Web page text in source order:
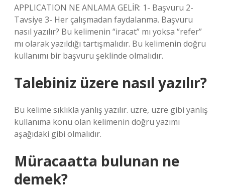
APPLICATION NE ANLAMA GELİR: 1- Başvuru 2-
Tavsiye 3- Her çalışmadan faydalanma. Başvuru
nasıl yazılır? Bu kelimenin “iracat” mı yoksa “refer”
mı olarak yazıldığı tartışmalıdır. Bu kelimenin doğru
kullanımı bir başvuru şeklinde olmalıdır.
Talebiniz üzere nasıl yazılır?
Bu kelime sıklıkla yanlış yazılır. uzre, uzre gibi yanlış
kullanıma konu olan kelimenin doğru yazımı
aşağıdaki gibi olmalıdır.
Müracaatta bulunan ne
demek?